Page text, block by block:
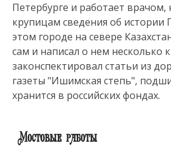
Петербурге и работает врачом,
крупицам сведения об истории
этом городе на севере
сам и написал о нем несколько
законспектировал статьи из
газеты "Ишимская степь",
хранится в российских фондах.
Мостовые работы